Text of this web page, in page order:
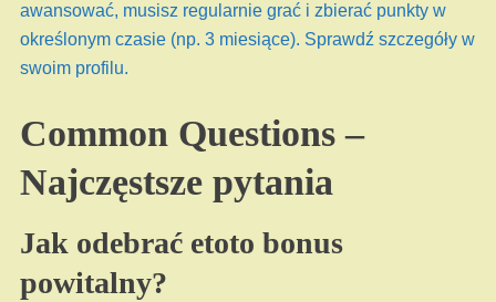
awansować, musisz regularnie grać i zbierać punkty w
określonym czasie (np. 3 miesiące). Sprawdź szczegóły w
swoim profilu.
Common Questions –
Najczęstsze pytania
Jak odebrać etoto bonus
powitalny?